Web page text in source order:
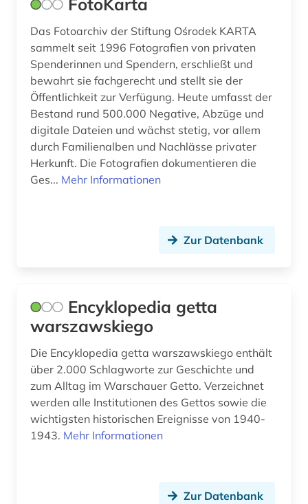
kulturgeschichte (1)
kulturgutverlust (1)
kunst (3)
kunstzeitschrift (1)
landeskunde (1)
lehndorff (familie) (1)
lehnwort (1)
litauen (1)
literaturwissenschaft (1)
lodz (1)
luxemburg (1)
Saarland (1)
Sachsen (3)
Schweden (1)
Schweiz (3)
Serbien (17)
Suedosteuropa (15)
Tuerkei (1)
USA (2)
Ukraine (18)
FotoKarta
Das Fotoarchiv der Stiftung Ośrodek KARTA
sammelt seit 1996 Fotografien von privaten
Spenderinnen und Spendern, erschließt und
bewahrt sie fachgerecht und stellt sie der
Öffentlichkeit zur Verfügung. Heute umfasst der
Bestand rund 500.000 Negative, Abzüge und
digitale Dateien und wächst stetig, vor allem
durch Familienalben und Nachlässe privater
Herkunft. Die Fotografien dokumentieren die
Ges... Mehr Informationen
Zur Datenbank
Encyklopedia getta
warszawskiego
Die Encyklopedia getta warszawskiego enthält
über 2.000 Schlagworte zur Geschichte und
zum Alltag im Warschauer Getto. Verzeichnet
werden alle Institutionen des Gettos sowie die
wichtigsten historischen Ereignisse von 1940-
1943. Mehr Informationen
Zur Datenbank